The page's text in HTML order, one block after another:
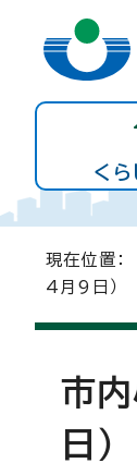
くら
現在位置：
4月9日）
市
日）